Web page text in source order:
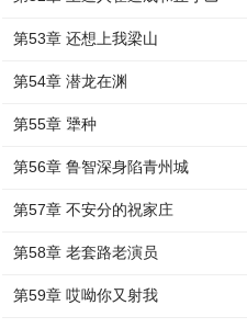
第53章 还想上我梁山
第54章 潜龙在渊
第55章 犟种
第56章 鲁智深身陷青州城
第57章 不安分的祝家庄
第58章 老套路老演员
第59章 哎呦你又射我